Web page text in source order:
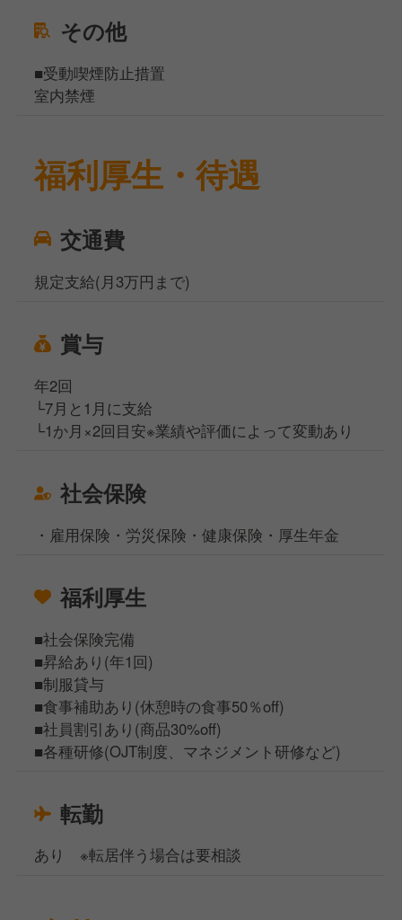
その他
■受動喫煙防止措置
室内禁煙
福利厚生・待遇
交通費
規定支給(月3万円まで)
賞与
年2回
└7月と1月に支給
└1か月×2回目安※業績や評価によって変動あり
社会保険
・雇用保険・労災保険・健康保険・厚生年金
福利厚生
■社会保険完備
■昇給あり(年1回)
■制服貸与
■食事補助あり(休憩時の食事50％off)
■社員割引あり(商品30%off)
■各種研修(OJT制度、マネジメント研修など)
転勤
あり ※転居伴う場合は要相談